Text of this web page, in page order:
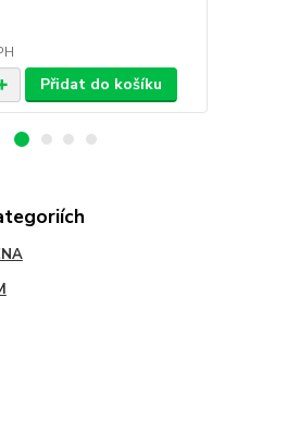
Přidat do košíku